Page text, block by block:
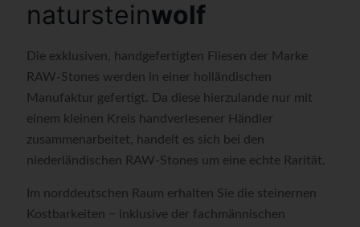
natursteinwolf
Die exklusiven, handgefertigten Fliesen der Marke
RAW-Stones werden in einer holländischen
Manufaktur gefertigt. Da diese hierzulande nur mit
einem kleinen Kreis handverlesener Händler
zusammenarbeitet, handelt es sich bei den
niederländischen RAW-Stones um eine echte Rarität.
Im norddeutschen Raum erhalten Sie die steinernen
Kostbarkeiten − inklusive der fachmännischen